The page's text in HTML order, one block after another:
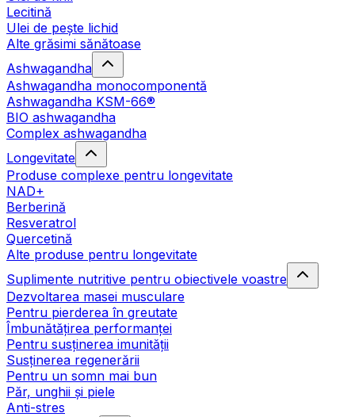
Lecitină
Ulei de pește lichid
Alte grăsimi sănătoase
Ashwagandha
Ashwagandha monocomponentă
Ashwagandha KSM-66®
BIO ashwagandha
Complex ashwagandha
Longevitate
Produse complexe pentru longevitate
NAD+
Berberină
Resveratrol
Quercetină
Alte produse pentru longevitate
Suplimente nutritive pentru obiectivele voastre
Dezvoltarea masei musculare
Pentru pierderea în greutate
Îmbunătățirea performanței
Pentru susținerea imunității
Susținerea regenerării
Pentru un somn mai bun
Păr, unghii și piele
Anti-stres